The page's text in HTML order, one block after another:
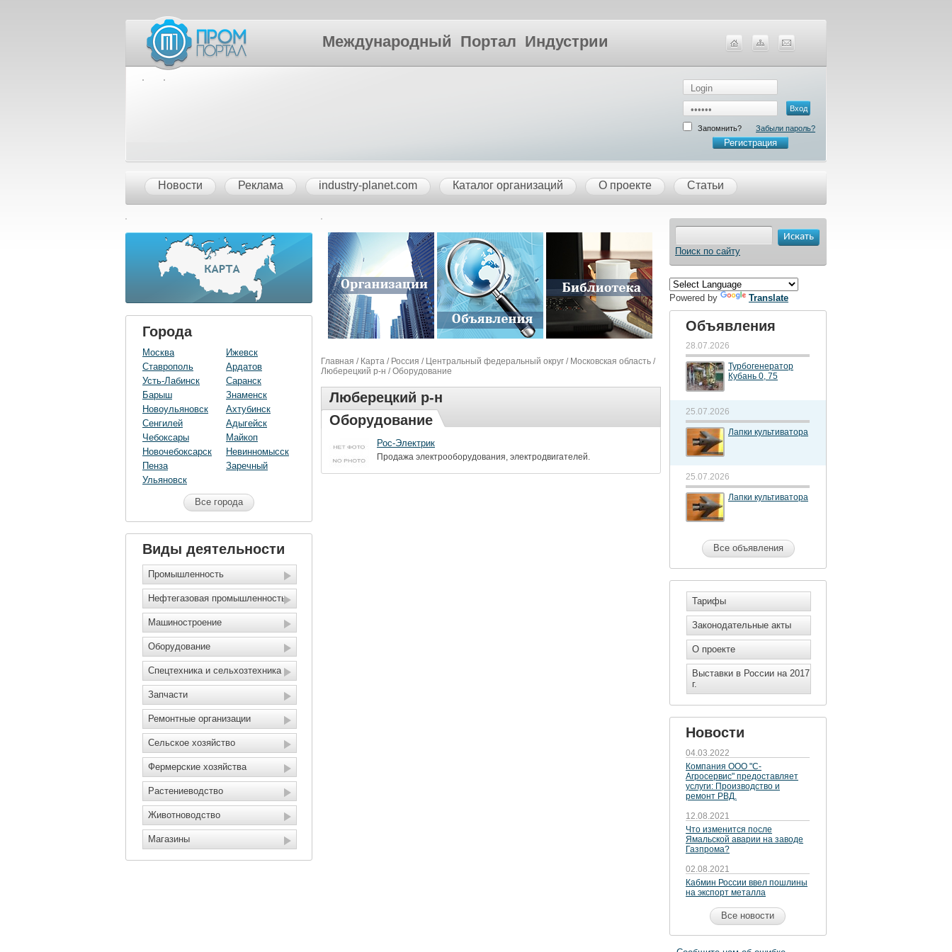
Международный Портал Индустрии
Запомнить? Забыли пароль?
Регистрация
Новости Реклама industry-planet.com Каталог организаций О проекте Статьи
Города
Москва
Ставрополь
Усть-Лабинск
Барыш
Новоульяновск
Сенгилей
Чебоксары
Новочебоксарск
Пенза
Ульяновск
Ижевск
Ардатов
Саранск
Знаменск
Ахтубинск
Адыгейск
Майкоп
Невинномысск
Заречный
Все города
Виды деятельности
Промышленность
Нефтегазовая промышленность
Машиностроение
Оборудование
Спецтехника и сельхозтехника
Запчасти
Ремонтные организации
Сельское хозяйство
Фермерские хозяйства
Растениеводство
Животноводство
Магазины
Главная / Карта / Россия / Центральный федеральный округ / Московская область /
Люберецкий р-н / Оборудование
Люберецкий р-н
Оборудование
Рос-Электрик
Продажа электрооборудования, электродвигателей.
Поиск по сайту
Powered by Translate
Объявления
28.07.2026
Турбогенератор
Кубань 0, 75
25.07.2026
Лапки культиватора
25.07.2026
Лапки культиватора
Все объявления
Тарифы
Законодательные акты
О проекте
Выставки в России на 2017
г.
Новости
04.03.2022
Компания ООО "С-
Агросервис" предоставляет
услуги: Производство и
ремонт РВД.
12.08.2021
Что изменится после
Ямальской аварии на заводе
Газпрома?
02.08.2021
Кабмин России ввел пошлины
на экспорт металла
Все новости